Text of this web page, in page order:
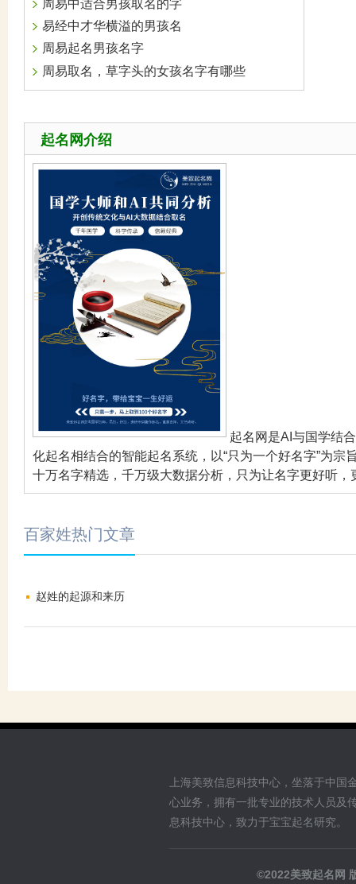
周易中适合男孩取名的字
易经中才华横溢的男孩名
周易起名男孩名字
周易取名，草字头的女孩名字有哪些
起名网介绍
起名网是AI与国学结
化起名相结合的智能起名系统，以“只为一个好名字”为
十万名字精选，千万级大数据分析，只为让名字更好听，
百家姓热门文章
赵姓的起源和来历
上海美致信息科技中心，坐落于中
心业务，拥有一批专业的技术人员及
息科技中心，致力于宝宝起名研究。
©2022美致起名网